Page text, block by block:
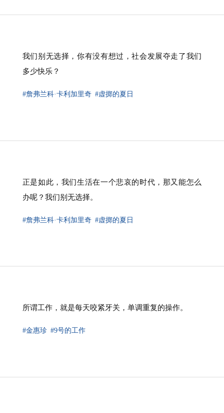
我们别无选择，你有没有想过，社会发展夺走了我们
多少快乐？
#詹弗兰科·卡利加里奇 #虚掷的夏日
正是如此，我们生活在一个悲哀的时代，那又能怎么
办呢？我们别无选择。
#詹弗兰科·卡利加里奇 #虚掷的夏日
所谓工作，就是每天咬紧牙关，单调重复的操作。
#金惠珍 #9号的工作